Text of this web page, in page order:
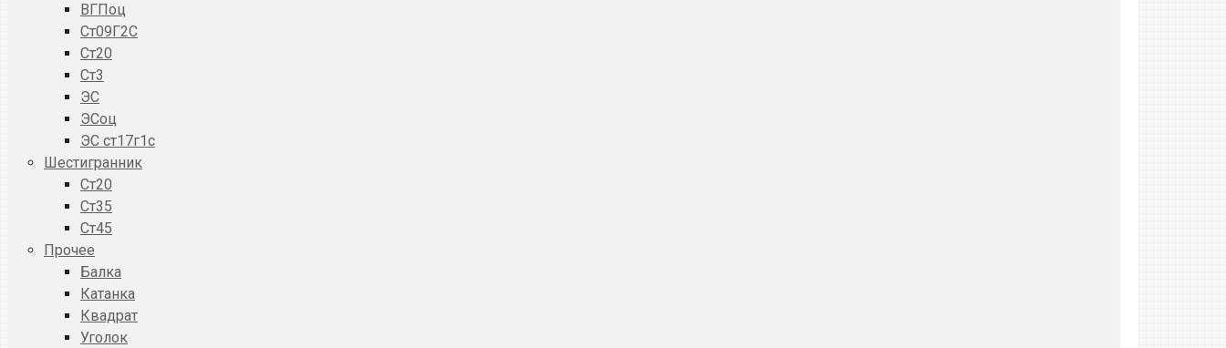
ВГПоц
Ст09Г2С
Ст20
Ст3
ЭС
ЭСоц
ЭС ст17г1с
Шестигранник
Ст20
Ст35
Ст45
Прочее
Балка
Катанка
Квадрат
Уголок